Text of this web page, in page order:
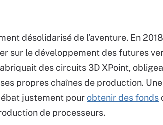
désolidarisé de l’aventure. En
sur le développement des futures
des circuits 3D XPoint,
propres chaînes de production.
justement pourobtenir des fonds
de processeurs.